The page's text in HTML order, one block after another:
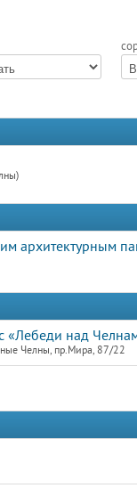
архитектурным
«Лебеди над
Челны, пр.Мира, 87/22